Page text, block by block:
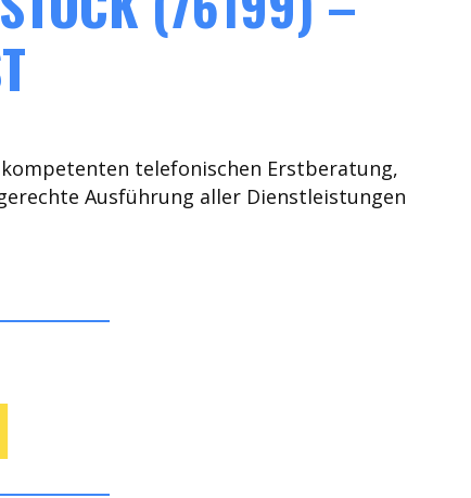
telefonischen Erstberatung,
Ausführung aller Dienstleistungen